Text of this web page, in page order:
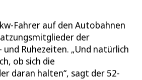
Fahrer auf den Autobahnen
der
Ruhezeiten. „Und natürlich
ob sich die
daran halten“, sagt der 52-